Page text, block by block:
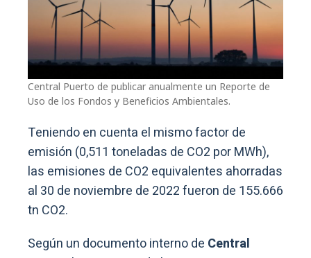
Central Puerto de publicar anualmente un Reporte de
Uso de los Fondos y Beneficios Ambientales.
Teniendo en cuenta el mismo factor de
emisión (0,511 toneladas de CO2 por MWh),
las emisiones de CO2 equivalentes ahorradas
al 30 de noviembre de 2022 fueron de 155.666
tn CO2.
Según un documento interno de Central